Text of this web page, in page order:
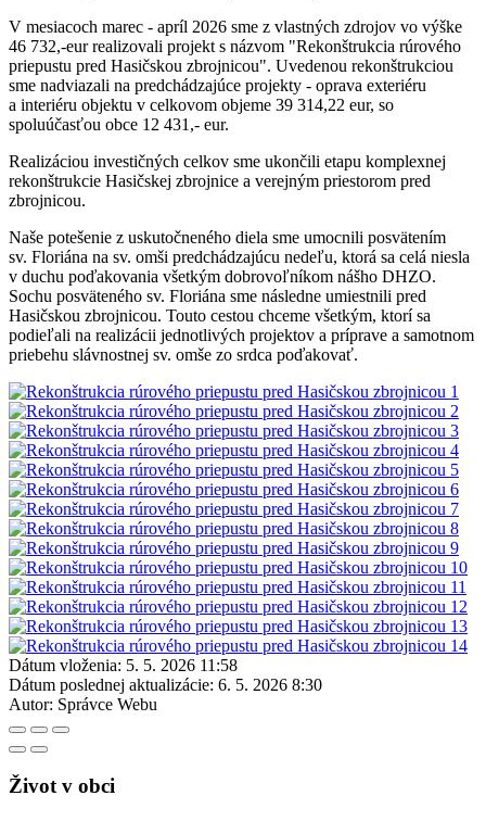
V mesiacoch marec - apríl 2026 sme z vlastných zdrojov vo výške
46 732,-eur realizovali projekt s názvom "Rekonštrukcia rúrového
priepustu pred Hasičskou zbrojnicou". Uvedenou rekonštrukciou
sme nadviazali na predchádzajúce projekty - oprava exteriéru
a interiéru objektu v celkovom objeme 39 314,22 eur, so
spoluúčasťou obce 12 431,- eur.
Realizáciou investičných celkov sme ukončili etapu komplexnej
rekonštrukcie Hasičskej zbrojnice a verejným priestorom pred
zbrojnicou.
Naše potešenie z uskutočneného diela sme umocnili posvätením
sv. Floriána na sv. omši predchádzajúcu nedeľu, ktorá sa celá niesla
v duchu poďakovania všetkým dobrovoľníkom nášho DHZO.
Sochu posväteného sv. Floriána sme následne umiestnili pred
Hasičskou zbrojnicou. Touto cestou chceme všetkým, ktorí sa
podieľali na realizácii jednotlivých projektov a príprave a samotnom
priebehu slávnostnej sv. omše zo srdca poďakovať.
Dátum vloženia: 5. 5. 2026 11:58
Dátum poslednej aktualizácie: 6. 5. 2026 8:30
Autor: Správce Webu
Život v obci